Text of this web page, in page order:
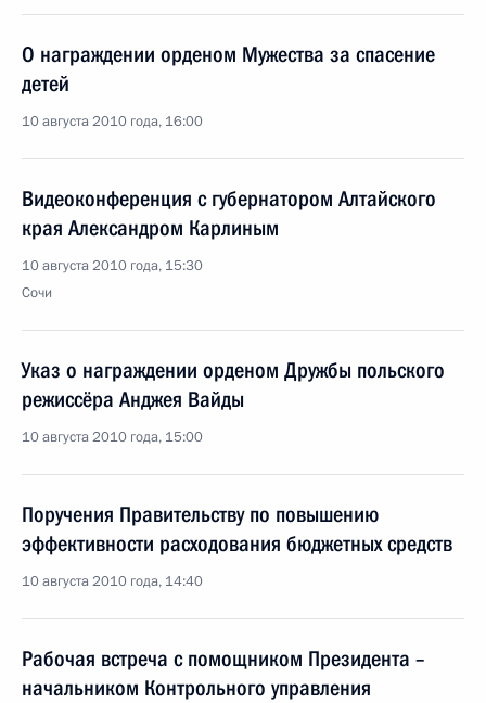
О награждении орденом Мужества за спасение
детей
10 августа 2010 года, 16:00
Видеоконференция с губернатором Алтайского
края Александром Карлиным
10 августа 2010 года, 15:30
Сочи
Указ о награждении орденом Дружбы польского
режиссёра Анджея Вайды
10 августа 2010 года, 15:00
Поручения Правительству по повышению
эффективности расходования бюджетных средств
10 августа 2010 года, 14:40
Рабочая встреча с помощником Президента –
начальником Контрольного управления